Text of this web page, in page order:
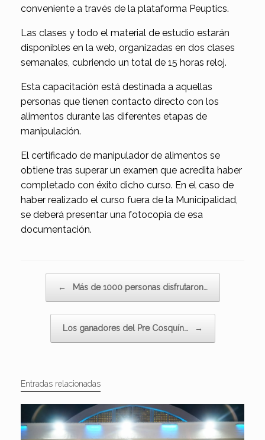
conveniente a través de la plataforma Peuptics.
Las clases y todo el material de estudio estarán
disponibles en la web, organizadas en dos clases
semanales, cubriendo un total de 15 horas reloj.
Esta capacitación está destinada a aquellas
personas que tienen contacto directo con los
alimentos durante las diferentes etapas de
manipulación.
El certificado de manipulador de alimentos se
obtiene tras superar un examen que acredita haber
completado con éxito dicho curso. En el caso de
haber realizado el curso fuera de la Municipalidad,
se deberá presentar una fotocopia de esa
documentación.
← Más de 1000 personas disfrutaron…
Los ganadores del Pre Cosquín… →
Entradas relacionadas